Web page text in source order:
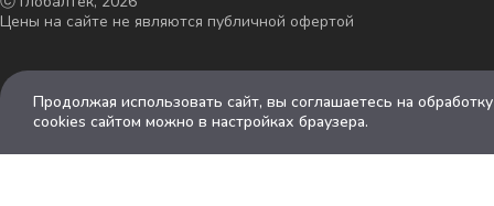
Цены на сайте не являются публичной офертой
Продолжая использовать сайт, вы соглашаетесь на
cookies сайтом можно в настройках браузера.